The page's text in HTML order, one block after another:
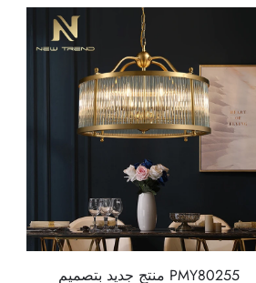
PMY80255 منتج جديد بتصميم